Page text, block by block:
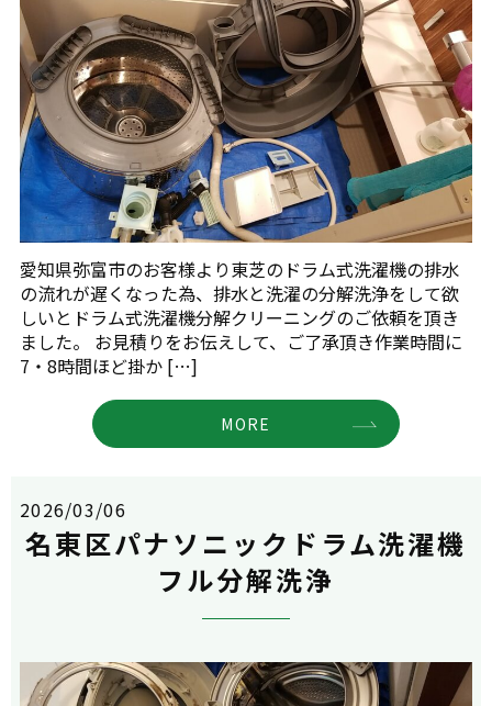
愛知県弥富市のお客様より東芝のドラム式洗濯機の排水
の流れが遅くなった為、排水と洗濯の分解洗浄をして欲
しいとドラム式洗濯機分解クリーニングのご依頼を頂き
ました。 お見積りをお伝えして、ご了承頂き作業時間に
7・8時間ほど掛か […]
MORE
2026/03/06
名東区パナソニックドラム洗濯機
フル分解洗浄